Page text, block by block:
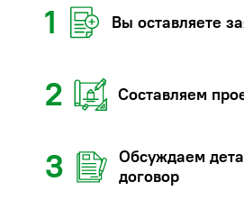
1 Вы оставляете
2 Составляем
3
Обсуждаем
договор